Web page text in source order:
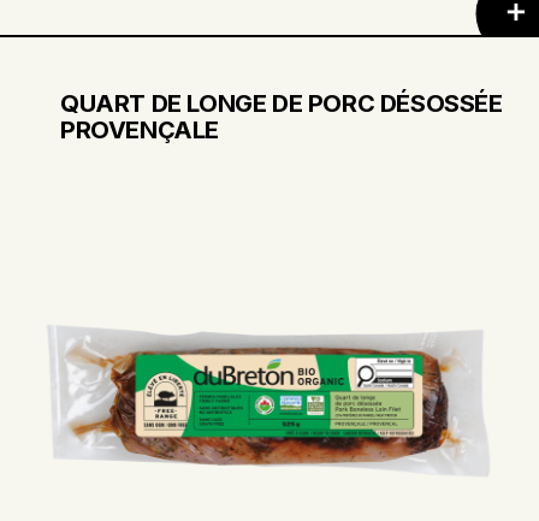
QUART DE LONGE DE PORC DÉSOSSÉE
PROVENÇALE